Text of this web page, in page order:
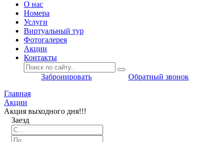
O нас
Номера
Услуги
Виртуальный тур
Фотогалерея
Акции
Контакты
Забронировать
Обратный звонок
Главная
Акции
Акция выходного дня!!!
Заезд